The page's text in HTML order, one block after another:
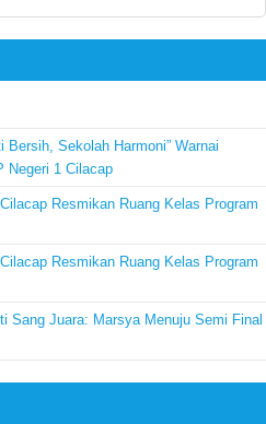
Bersih, Sekolah Harmoni” Warnai
Negeri 1 Cilacap
Resmikan Ruang Kelas Program
Resmikan Ruang Kelas Program
Sang Juara: Marsya Menuju Semi Final